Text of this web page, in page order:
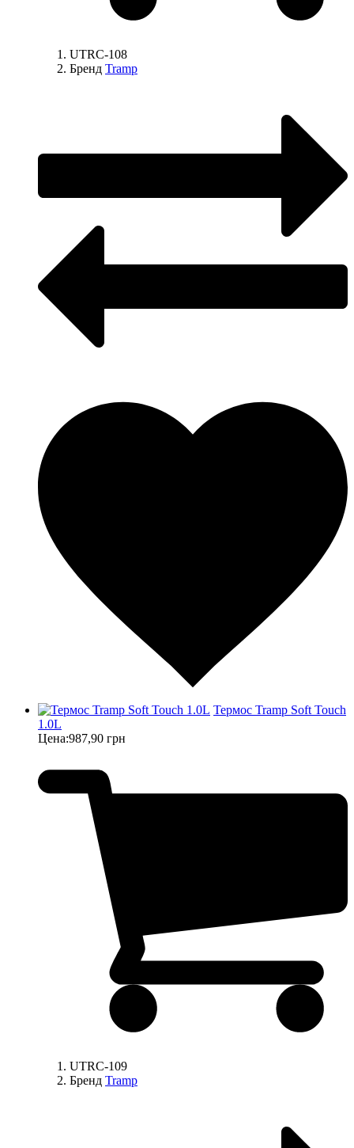
UTRC-108
Бренд Tramp
Термос Tramp Soft Touch
1.0L
Цена:987,90 грн
UTRC-109
Бренд Tramp